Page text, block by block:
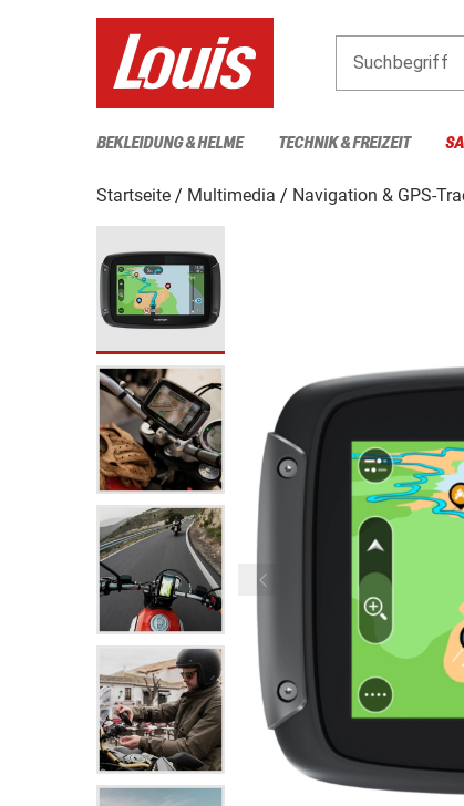
Suchbegriff
BEKLEIDUNG & HELME TECHNIK & FREIZEIT
Startseite Multimedia Navigation & GPS-